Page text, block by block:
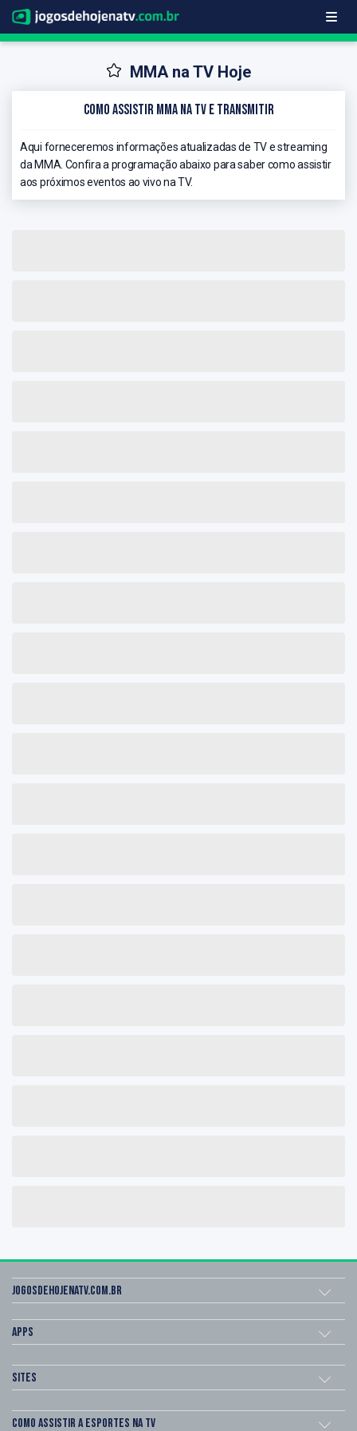
MMA na TV Hoje
Como Assistir MMA na TV e Transmitir
Aqui forneceremos informações atualizadas de TV e streaming
da MMA. Confira a programação abaixo para saber como assistir
aos próximos eventos ao vivo na TV.
Jogosdehojenatv.com.br
Apps
Sites
Como assistir a esportes na TV